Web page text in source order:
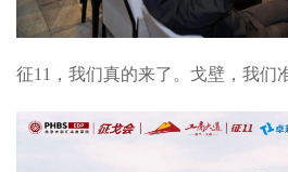
征11，我们真的来了。戈壁，我们